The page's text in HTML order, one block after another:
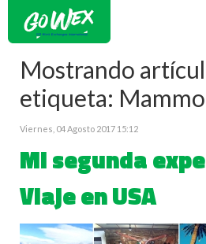
Mostrando
etiqueta:
Viernes, 04 Agosto 2017 15:12
Mi segunda
Viaje en USA